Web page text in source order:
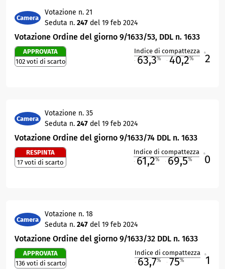
Camera
Votazione n. 21
Seduta n. 247 del 19 feb 2024
Votazione Ordine del giorno 9/1633/53, DDL n. 1633
APPROVATA
102 voti di scarto
Indice di compattezza
63,3% 40,2% 2
Camera
Votazione n. 35
Seduta n. 247 del 19 feb 2024
Votazione Ordine del giorno 9/1633/74 DDL n. 1633
RESPINTA
17 voti di scarto
Indice di compattezza
61,2% 69,5% 0
Camera
Votazione n. 18
Seduta n. 247 del 19 feb 2024
Votazione Ordine del giorno 9/1633/32 DDL n. 1633
APPROVATA
136 voti di scarto
Indice di compattezza
63,7% 75% 1